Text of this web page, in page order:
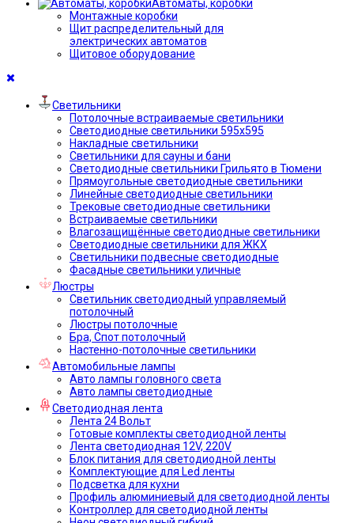
Автоматы, коробки
Монтажные коробки
Щит распределительный для
электрических автоматов
Щитовое оборудование
Светильники
Потолочные встраиваемые светильники
Светодиодные светильники 595х595
Накладные светильники
Светильники для сауны и бани
Светодиодные светильники Грильято в Тюмени
Прямоугольные светодиодные светильники
Линейные светодиодные светильники
Трековые светодиодные светильники
Встраиваемые светильники
Влагозащищённые светодиодные светильники
Светодиодные светильники для ЖКХ
Светильники подвесные светодиодные
Фасадные светильники уличные
Люстры
Светильник светодиодный управляемый
потолочный
Люстры потолочные
Бра, Спот потолочный
Настенно-потолочные светильники
Автомобильные лампы
Авто лампы головного света
Авто лампы светодиодные
Светодиодная лента
Лента 24 Вольт
Готовые комплекты светодиодной ленты
Лента светодиодная 12V, 220V
Блок питания для светодиодной ленты
Комплектующие для Led ленты
Подсветка для кухни
Профиль алюминиевый для светодиодной ленты
Контроллер для светодиодной ленты